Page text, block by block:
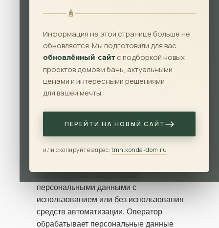
Информация на этой странице больше не
обновляется. Мы подготовили для вас
обновлённый сайт с подборкой новых
проектов домов и бань, актуальными
ценами и интересными решениями
для вашей мечты.
ПЕРЕЙТИ НА НОВЫЙ САЙТ
или скопируйте адрес:tmn.konda-dom.ru
исполнение требований п. 2 ч. 1 ст. 18.1
Федерального закона от 27.07.2006 №
152-ФЗ «О персональных данных» (далее
— Закон о персональных данных), с
учётом требований Конституции РФ,
Гражданского кодекса РФ, согласия
данных, иных договоров, заключаемых
Действие настоящей Политики
персональными данными с
использованием или без использования
средств автоматизации. Оператор
обрабатывает персональные данные